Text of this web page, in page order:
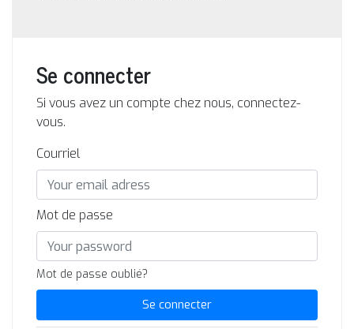
Se connecter
Si vous avez un compte chez nous, connectez-
vous.
Courriel
Mot de passe
Mot de passe oublié?
Se connecter